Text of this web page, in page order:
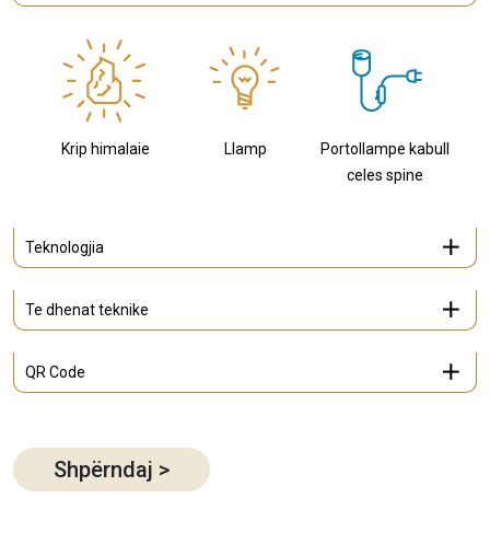
Krip himalaie Llamp
Portollampe kabull
celes spine
Teknologjia
Te dhenat teknike
QR Code
Shpërndaj >